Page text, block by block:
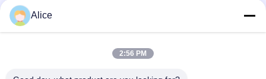
미니 로더용 고무 트랙 고무 크롤러180x72x36
건설 기계용 고무 트랙 230x72x45
저잡음 굴착기 고무는 Kubota Rx202 U20를 위한 크기 250 x 96 x
Alice
2:56 PM